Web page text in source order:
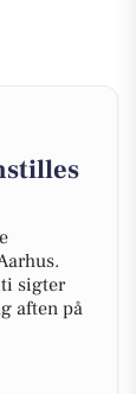
sigter
aften på